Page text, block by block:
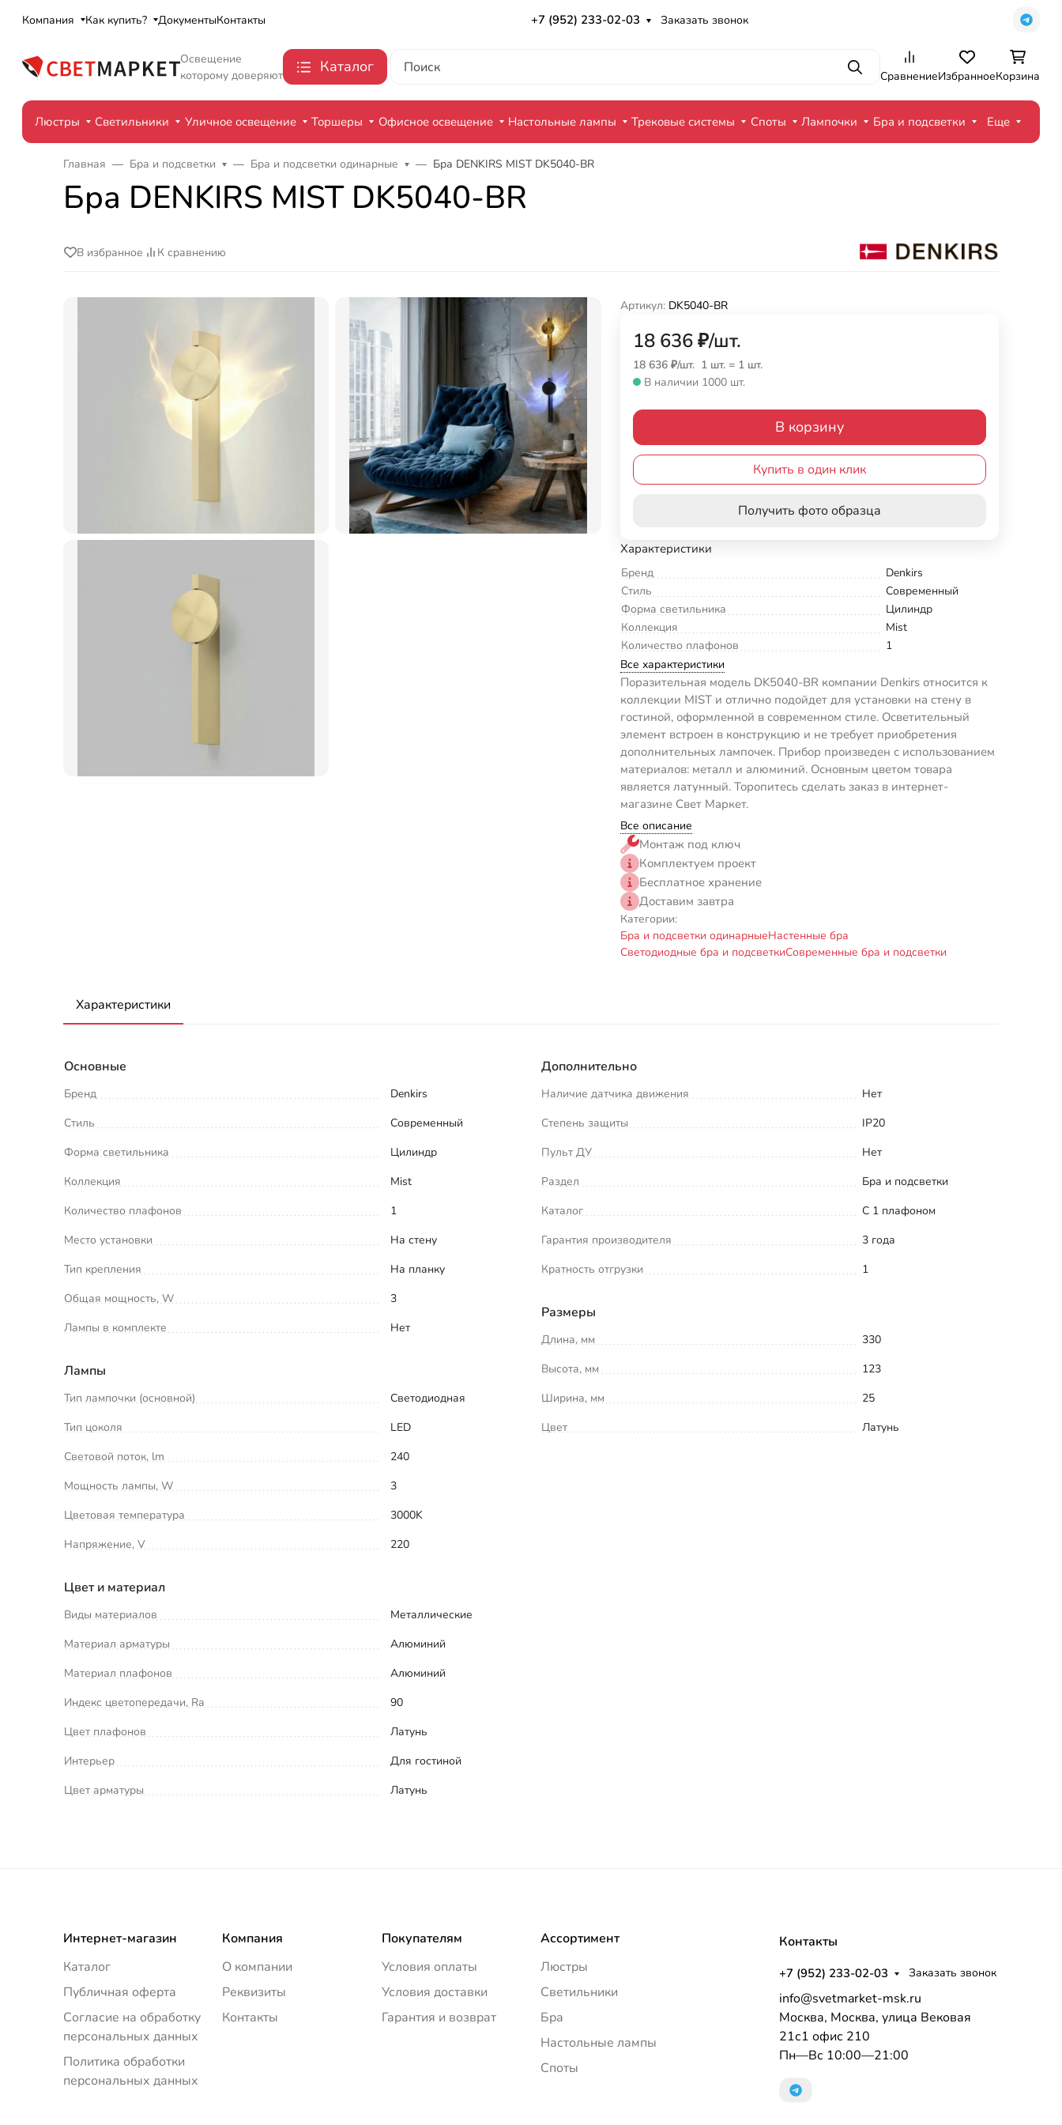
Компания Как купить? ДокументыКонтакты +7 (952) 233-02-03 Заказать звонок
Освещение
которому доверяют
Каталог ПоискСравнениеИзбранноеКорзина
Люстры Светильники Уличное освещение Торшеры Офисное освещение Настольные лампы Трековые системы Споты Лампочки Бра и подсветки Еще
Главная Бра и подсветки Бра и подсветки одинарные Бра DENKIRS MIST DK5040-BR
Бра DENKIRS MIST DK5040-BR
В избранное К сравнению
Артикул: DK5040-BR
18 636₽/шт.
18 636 ₽/шт. 1 шт.= 1 шт.
В наличии 1000 шт.
В корзину
Купить в один клик
Получить фото образца
Характеристики
Бренд
Denkirs
Стиль
Современный
Форма светильника
Цилиндр
Коллекция
Mist
Количество плафонов
1
Все характеристики
Поразительная модель DK5040-BR компании Denkirs относится к
коллекции MIST и отлично подойдет для установки на стену в
гостиной, оформленной в современном стиле. Осветительный
элемент встроен в конструкцию и не требует приобретения
дополнительных лампочек. Прибор произведен с использованием
материалов: металл и алюминий. Основным цветом товара
является латунный. Торопитесь сделать заказ в интернет-
магазине Свет Маркет.
Все описание
Монтаж под ключ
Комплектуем проект
Бесплатное хранение
Доставим завтра
Категории:
Бра и подсветки одинарныеНастенные бра
Светодиодные бра и подсветкиСовременные бра и подсветки
Характеристики
Основные
Бренд
Denkirs
Стиль
Современный
Форма светильника
Цилиндр
Коллекция
Mist
Количество плафонов
1
Место установки
На стену
Тип крепления
На планку
Общая мощность, W
3
Лампы в комплекте
Нет
Лампы
Тип лампочки (основной)
Светодиодная
Тип цоколя
LED
Световой поток, lm
240
Мощность лампы, W
3
Цветовая температура
3000K
Напряжение, V
220
Цвет и материал
Виды материалов
Металлические
Материал арматуры
Алюминий
Материал плафонов
Алюминий
Индекс цветопередачи, Ra
90
Цвет плафонов
Латунь
Интерьер
Для гостиной
Цвет арматуры
Латунь
Дополнительно
Наличие датчика движения
Нет
Степень защиты
IP20
Пульт ДУ
Нет
Раздел
Бра и подсветки
Каталог
С 1 плафоном
Гарантия производителя
3 года
Кратность отгрузки
1
Размеры
Длина, мм
330
Высота, мм
123
Ширина, мм
25
Цвет
Латунь
Интернет-магазин
Каталог
Публичная оферта
Согласие на обработку
персональных данных
Политика обработки
персональных данных
Компания
О компании
Реквизиты
Контакты
Покупателям
Условия оплаты
Условия доставки
Гарантия и возврат
Ассортимент
Люстры
Светильники
Бра
Настольные лампы
Споты
Контакты
+7 (952) 233-02-03 Заказать звонок
info@svetmarket-msk.ru
Москва, Москва, улица Вековая
21с1 офис 210
Пн—Вс 10:00—21:00